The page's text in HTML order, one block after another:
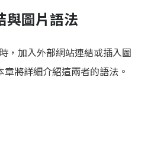
圖片語法
，加入外部網站連結或插入圖
將詳細介紹這兩者的語法。